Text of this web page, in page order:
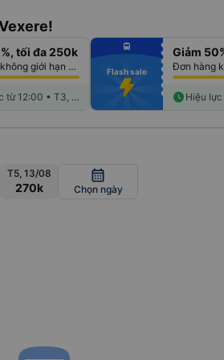
tối đa 250k
Đơn hàng không giới hạn số lượng vé
Hiệu lực từ 12:00 • T3, 18/08
fiber_manual_record
fiber_manual_record
fiber_manual_record
fiber_manual_record
fiber_manual_record
fiber_manual_record
fiber_manual_record
directions_bus
Flash sale
Giảm
schedule
T5, 13/08
270k
calendar_month
Chọn ngày